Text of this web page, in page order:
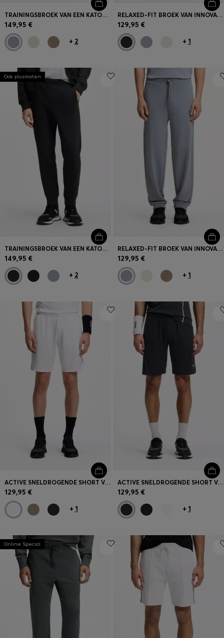
TRAININGSBROEK VAN EEN KATOENMIX MET LOGOSTIKSEL
149,95 €
+ 2
RELAXED-FIT BROEK VAN INNOVATIEVE BADSTOF
129,95 €
+ 1
Ook plusmaten
TRAININGSBROEK VAN EEN KATOENMIX MET LOGOSTIKSEL
149,95 €
+ 2
RELAXED-FIT BROEK VAN INNOVATIEVE BADSTOF
129,95 €
+ 1
ACTIVE SNELDROGENDE SHORT VAN STRETCHMATERIAAL MET DIEPE MESH ZAKKEN
129,95 €
+ 1
ACTIVE SNELDROGENDE SHORT VAN STRETCHMATERIAAL MET DIEPE MESH ZAKKEN
129,95 €
+ 1
Online Special